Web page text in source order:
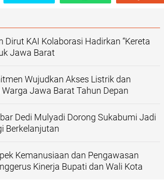
Dirut KAI Kolaborasi Hadirkan “Kereta
Jawa Barat
Wujudkan Akses Listrik dan
Jawa Barat Tahun Depan
Dedi Mulyadi Dorong Sukabumi Jadi
Berkelanjutan
Kemanusiaan dan Pengawasan
Kinerja Bupati dan Wali Kota